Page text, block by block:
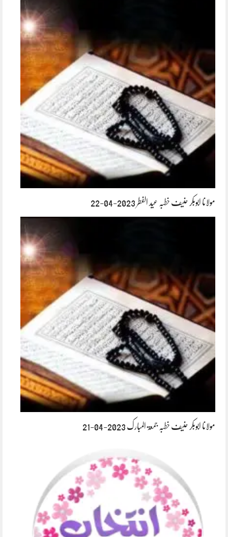
مولانا ابوبکر حنیف خطبہ عید الفطر 2023-04-22
مولانا ابوبکر حنیف خطبہ جمعۃ المبارک 2023-04-21